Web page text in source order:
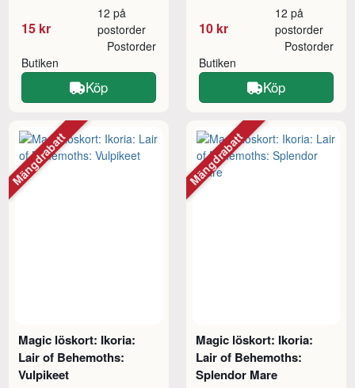
15 kr
12 på
postorder
Butiken
Postorder
Köp
10 kr
12 på
postorder
Butiken
Postorder
Köp
Magic löskort: Ikoria:
Lair of Behemoths:
Vulpikeet
Mängdrabatt
Magic löskort: Ikoria:
Lair of Behemoths:
Splendor Mare
Mängdrabatt